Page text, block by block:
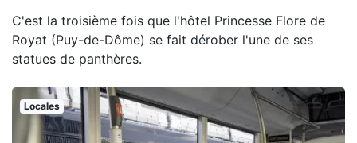
C'est la troisième fois que l'hôtel Princesse Flore de
Royat (Puy-de-Dôme) se fait dérober l'une de ses
statues de panthères.
Locales